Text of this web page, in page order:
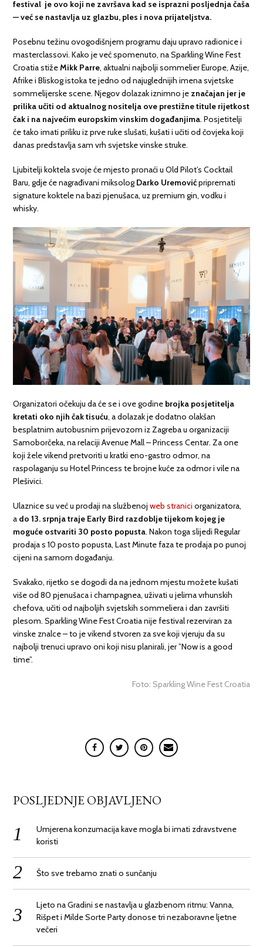
festival je ovo koji ne završava kad se isprazni posljednja čaša
— već se nastavlja uz glazbu, ples i nova prijateljstva.
Posebnu težinu ovogodišnjem programu daju upravo radionice i
masterclassovi. Kako je već spomenuto, na Sparkling Wine Fest
Croatia stižeMikk Parre, aktualni najbolji sommelier Europe, Azije,
Afrike i Bliskog istoka te jedno od najuglednijih imena svjetske
sommelijerske scene. Njegov dolazak iznimno je značajan jer je
prilika učiti od aktualnog nositelja ove prestižne titule rijetkost
čak i na najvećim europskim vinskim događanjima. Posjetitelji
će tako imati priliku iz prve ruke slušati, kušati i učiti od čovjeka koji
danas predstavlja sam vrh svjetske vinske struke.
Ljubitelji koktela svoje će mjesto pronaći u Old Pilot’s Cocktail
Baru, gdje će nagrađivani miksologDarko Uremovićpripremati
signature koktele na bazi pjenušaca, uz premium gin, vodku i
whisky.
Organizatori očekuju da će se i ove godine brojka posjetitelja
kretati oko njih čak tisuću, a dolazak je dodatno olakšan
besplatnim autobusnim prijevozom iz Zagreba u organizaciji
Samoborčeka, na relaciji Avenue Mall – Princess Centar. Za one
koji žele vikend pretvoriti u kratki eno-gastro odmor, na
raspolaganju su Hotel Princess te brojne kuće za odmor i vile na
Plešivici.
Ulaznice su već u prodaji na službenojweb stranici organizatora,
a do 13. srpnja traje Early Bird razdoblje tijekom kojeg je
moguće ostvariti 30 posto popusta. Nakon toga slijedi Regular
prodaja s 10 posto popusta, Last Minute faza te prodaja po punoj
cijeni na samom događanju.
Svakako, rijetko se dogodi da na jednom mjestu možete kušati
više od 80 pjenušaca i champagnea, uživati u jelima vrhunskih
chefova, učiti od najboljih svjetskih sommeliera i dan završiti
plesom. Sparkling Wine Fest Croatia nije festival rezerviran za
vinske znalce – to je vikend stvoren za sve koji vjeruju da su
najbolji trenuci upravo oni koji nisu planirali, jer ”Now is a good
time”.
Foto: Sparkling Wine Fest Croatia
POSLJEDNJE OBJAVLJENO
Umjerena konzumacija kave mogla bi imati zdravstvene
koristi
Što sve trebamo znati o sunčanju
Ljeto na Gradini se nastavlja u glazbenom ritmu: Vanna,
Rišpet i Milde Sorte Party donose tri nezaboravne ljetne
večeri